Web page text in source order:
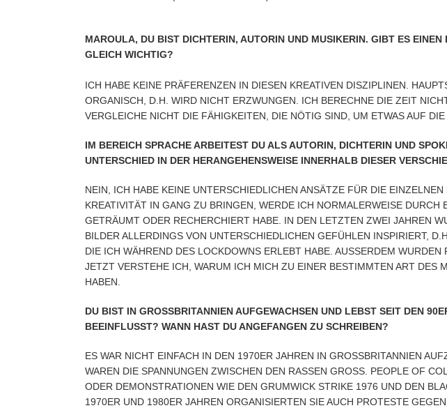
MAROULA, DU BIST DICHTERIN, AUTORIN UND MUSIKERIN. GIBT ES
GLEICH WICHTIG?
ICH HABE KEINE PRÄFERENZEN IN DIESEN KREATIVEN DISZIPLINEN.
ORGANISCH, D.H. WIRD NICHT ERZWUNGEN. ICH BERECHNE DIE ZEIT
VERGLEICHE NICHT DIE FÄHIGKEITEN, DIE NÖTIG SIND, UM ETWAS AUF DIE
IM BEREICH SPRACHE ARBEITEST DU ALS AUTORIN, DICHTERIN UND
UNTERSCHIED IN DER HERANGEHENSWEISE INNERHALB DIESER
NEIN, ICH HABE KEINE UNTERSCHIEDLICHEN ANSÄTZE FÜR DIE
KREATIVITÄT IN GANG ZU BRINGEN, WERDE ICH NORMALERWEISE DURCH
GETRÄUMT ODER RECHERCHIERT HABE. IN DEN LETZTEN ZWEI JAHREN
BILDER ALLERDINGS VON UNTERSCHIEDLICHEN GEFÜHLEN INSPIRIERT,
DIE ICH WÄHREND DES LOCKDOWNS ERLEBT HABE. AUSSERDEM WURDEN
ETZT VERSTEHE ICH, WARUM ICH MICH ZU EINER BESTIMMTEN ART DES
ABEN.
DU BIST IN GROSSBRITANNIEN AUFGEWACHSEN UND LEBST SEIT DEN
EEINFLUSST? WANN HAST DU ANGEFANGEN ZU SCHREIBEN?
ES WAR NICHT EINFACH IN DEN 1970ER JAHREN IN GROSSBRITANNIEN
AREN DIE SPANNUNGEN ZWISCHEN DEN RASSEN GROSS. PEOPLE OF
ER DEMONSTRATIONEN WIE DEN GRUMWICK STRIKE 1976 UND DEN
70ER UND 1980ER JAHREN ORGANISIERTEN SIE AUCH PROTESTE GEGEN